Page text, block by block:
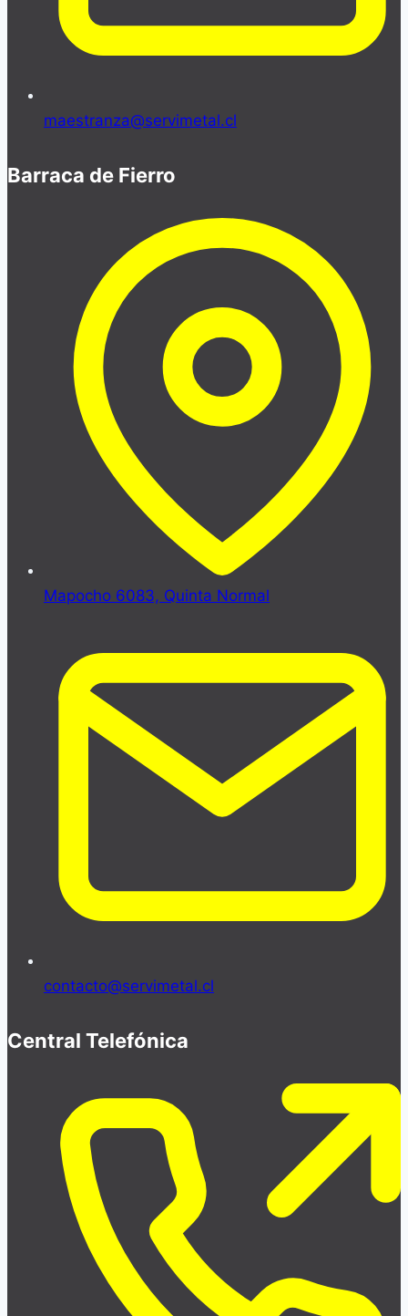
maestranza@servimetal.cl
Barraca de Fierro
Mapocho 6083, Quinta Normal
contacto@servimetal.cl
Central Telefónica